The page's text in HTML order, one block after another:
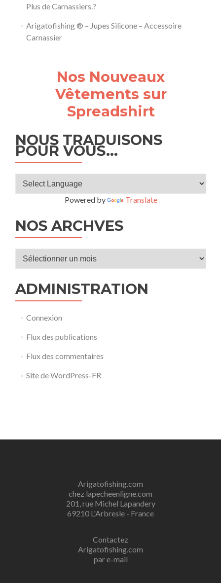
Plus de Carnassiers.?
Arigatofishing ® – Jupes Silicone – Accessoire
Carnassier
Nos Nouveaux
Vêtements sur
Spreadshirt
NOUS TRADUISONS
POUR VOUS…
Powered by Translate
NOS ARCHVES
Nos
ADMINISTRATION
Connexion
Flux des publications
Flux des commentaires
Site de WordPress-FR
Arigatofishing.com
chez lapecheenligne.com
201, rue Michel Lapandery
69210 L'Arbresle - France
Contactez
Arigatofishing.com
par e-mail